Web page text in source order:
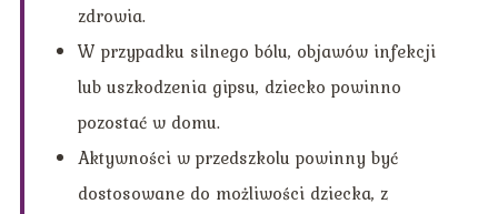
zdrowia.
W przypadku silnego bólu, objawów infekcji
lub uszkodzenia gipsu, dziecko powinno
pozostać w domu.
Aktywności w przedszkolu powinny być
dostosowane do możliwości dziecka, z